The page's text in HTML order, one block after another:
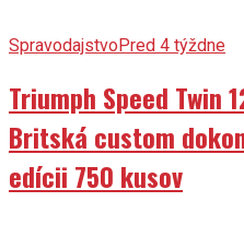
SpravodajstvoPred 4 týždne
Triumph Speed Twin
Britská custom
edícii 750 kusov